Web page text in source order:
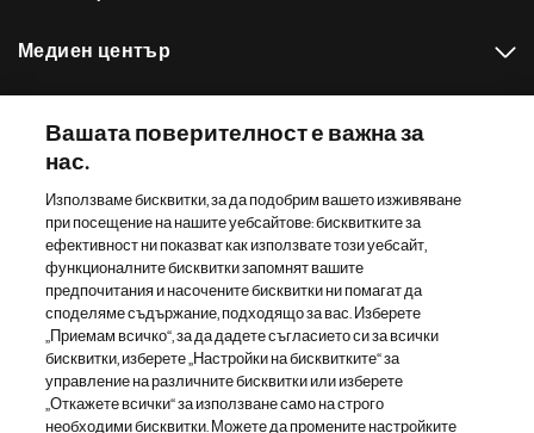
Медиен център
Други сайтове на Новартис
Footer Site Search
Footer © 2026 Новартис АГ
Вашата поверителност е важна за
нас.
Използваме бисквитки, за да подобрим вашето изживяване
при посещение на нашите уебсайтове: бисквитките за
ефективност ни показват как използвате този уебсайт,
функционалните бисквитки запомнят вашите
предпочитания и насочените бисквитки ни помагат да
споделяме съдържание, подходящо за вас. Изберете
„Приемам всичко“, за да дадете съгласието си за всички
бисквитки, изберете „Настройки на бисквитките“ за
управление на различните бисквитки или изберете
„Откажете всички“ за използване само на строго
необходими бисквитки. Можете да промените настройките